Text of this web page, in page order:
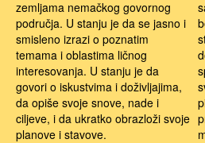
zemljama nemačkog govornog
područja. U stanju je da se jasno i
smisleno izrazi o poznatim
temama i oblastima ličnog
interesovanja. U stanju je da
govori o iskustvima i doživljajima,
da opiše svoje snove, nade i
ciljeve, i da ukratko obrazloži svoje
planove i stavove.